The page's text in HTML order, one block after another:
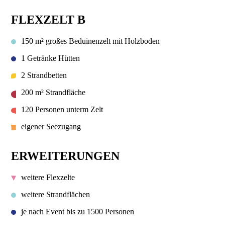
FLEXZELT B
150 m² großes Beduinenzelt mit Holzboden
1 Getränke Hütten
2 Strandbetten
200 m² Strandfläche
120 Personen unterm Zelt
eigener Seezugang
ERWEITERUNGEN
weitere Flexzelte
weitere Strandflächen
je nach Event bis zu 1500 Personen